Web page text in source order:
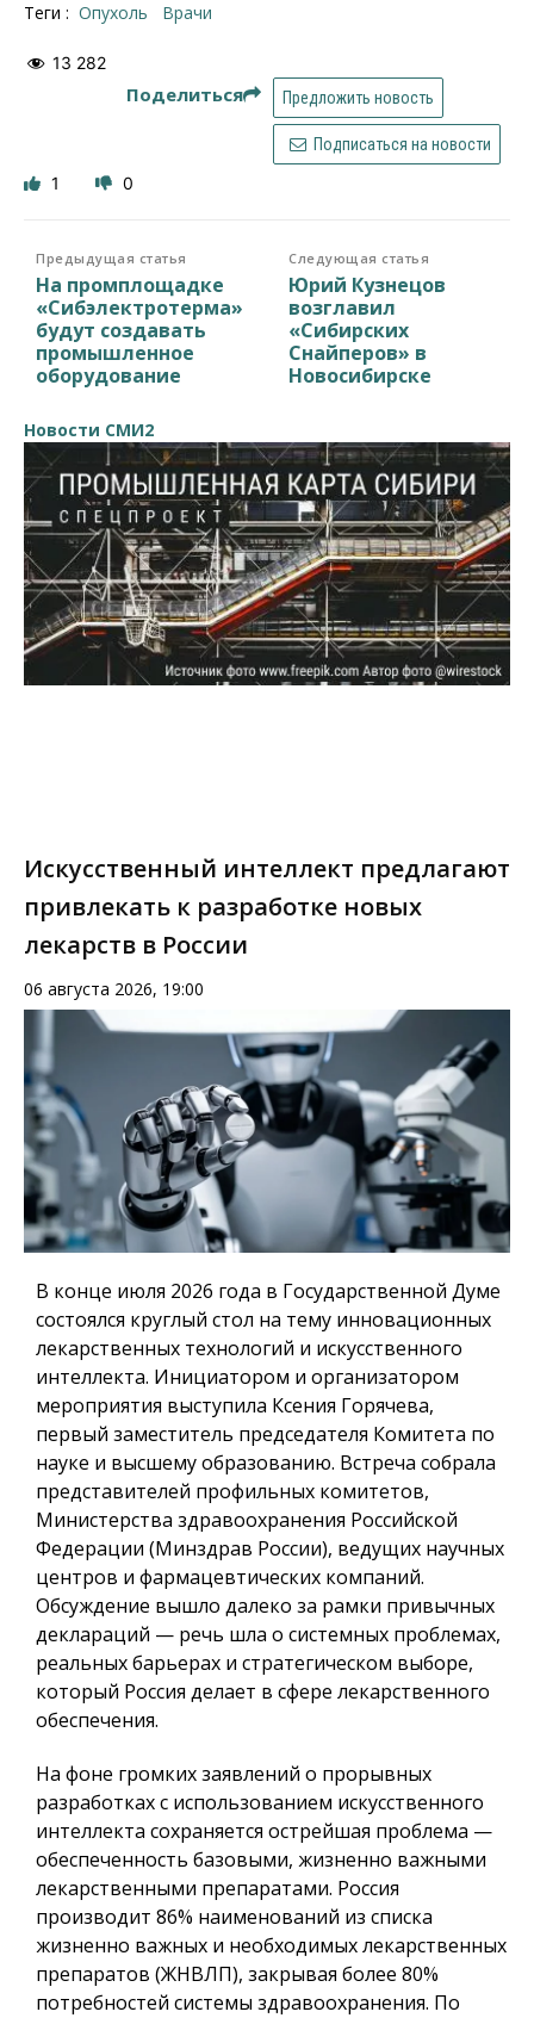
Теги : опухоль врачи
13 282
Поделиться Предложить новость
Подписаться на новости
1 0
Предыдущая статья
На промплощадке
«Сибэлектротерма»
будут создавать
промышленное
оборудование
Следующая статья
Юрий Кузнецов
возглавил
«Сибирских
Снайперов» в
Новосибирске
Новости СМИ2
Искусственный интеллект предлагают
привлекать к разработке новых
лекарств в России
06 августа 2026, 19:00
В конце июля 2026 года в Государственной Думе
состоялся круглый стол на тему инновационных
лекарственных технологий и искусственного
интеллекта. Инициатором и организатором
мероприятия выступила Ксения Горячева,
первый заместитель председателя Комитета по
науке и высшему образованию. Встреча собрала
представителей профильных комитетов,
Министерства здравоохранения Российской
Федерации (Минздрав России), ведущих научных
центров и фармацевтических компаний.
Обсуждение вышло далеко за рамки привычных
деклараций — речь шла о системных проблемах,
реальных барьерах и стратегическом выборе,
который Россия делает в сфере лекарственного
обеспечения.
На фоне громких заявлений о прорывных
разработках с использованием искусственного
интеллекта сохраняется острейшая проблема —
обеспеченность базовыми, жизненно важными
лекарственными препаратами. Россия
производит 86% наименований из списка
жизненно важных и необходимых лекарственных
препаратов (ЖНВЛП), закрывая более 80%
потребностей системы здравоохранения. По